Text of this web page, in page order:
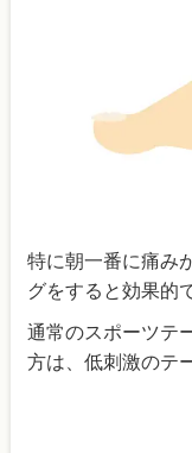
特に朝一番に痛み
グをすると効果的
通常のスポーツテ
方は、低刺激のテ